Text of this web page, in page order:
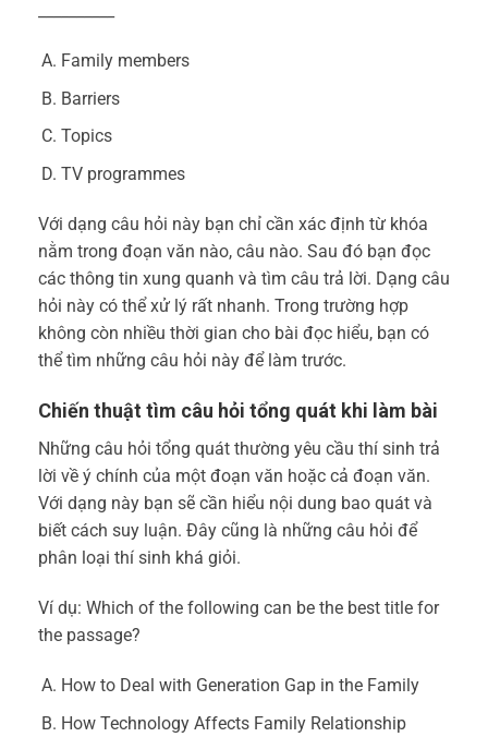
Family members
Barriers
Topics
TV programmes
Với dạng câu hỏi này bạn chỉ cần xác định từ khóa
nằm trong đoạn văn nào, câu nào. Sau đó bạn đọc
các thông tin xung quanh và tìm câu trả lời. Dạng câu
hỏi này có thể xử lý rất nhanh. Trong trường hợp
không còn nhiều thời gian cho bài đọc hiểu, bạn có
thể tìm những câu hỏi này để làm trước.
Chiến thuật tìm câu hỏi tổng quát khi làm bài
Những câu hỏi tổng quát thường yêu cầu thí sinh trả
lời về ý chính của một đoạn văn hoặc cả đoạn văn.
Với dạng này bạn sẽ cần hiểu nội dung bao quát và
biết cách suy luận. Đây cũng là những câu hỏi để
phân loại thí sinh khá giỏi.
Ví dụ: Which of the following can be the best title for
the passage?
How to Deal with Generation Gap in the Family
How Technology Affects Family Relationship